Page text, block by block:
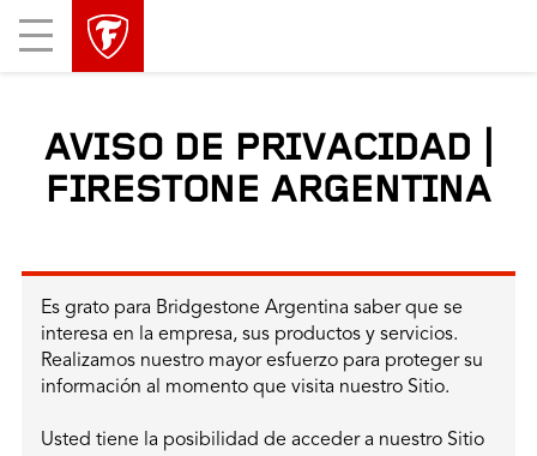
Mobile
Menu
AVISO DE PRIVACIDAD |
FIRESTONE ARGENTINA
Es grato para Bridgestone Argentina saber que se
interesa en la empresa, sus productos y servicios.
Realizamos nuestro mayor esfuerzo para proteger su
información al momento que visita nuestro Sitio.
Usted tiene la posibilidad de acceder a nuestro Sitio